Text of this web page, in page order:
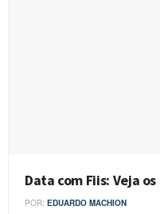
Data com Fiis: Veja
POR: EDUARDO MACHION